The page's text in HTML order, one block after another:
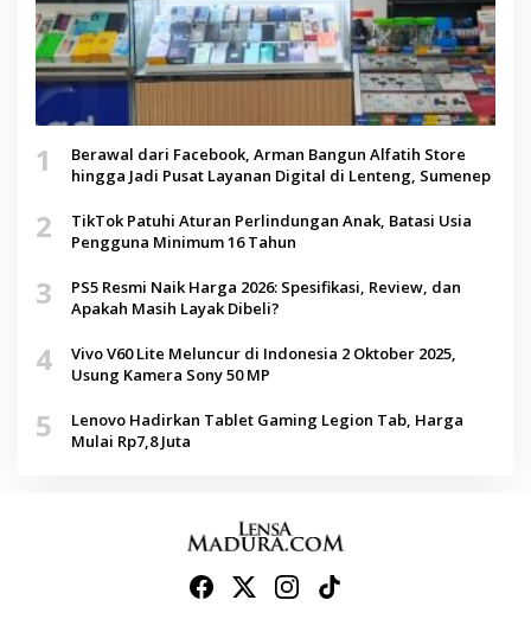
1
Berawal dari Facebook, Arman Bangun Alfatih Store
hingga Jadi Pusat Layanan Digital di Lenteng, Sumenep
2
TikTok Patuhi Aturan Perlindungan Anak, Batasi Usia
Pengguna Minimum 16 Tahun
3
PS5 Resmi Naik Harga 2026: Spesifikasi, Review, dan
Apakah Masih Layak Dibeli?
4
Vivo V60 Lite Meluncur di Indonesia 2 Oktober 2025,
Usung Kamera Sony 50 MP
5
Lenovo Hadirkan Tablet Gaming Legion Tab, Harga
Mulai Rp7,8 Juta